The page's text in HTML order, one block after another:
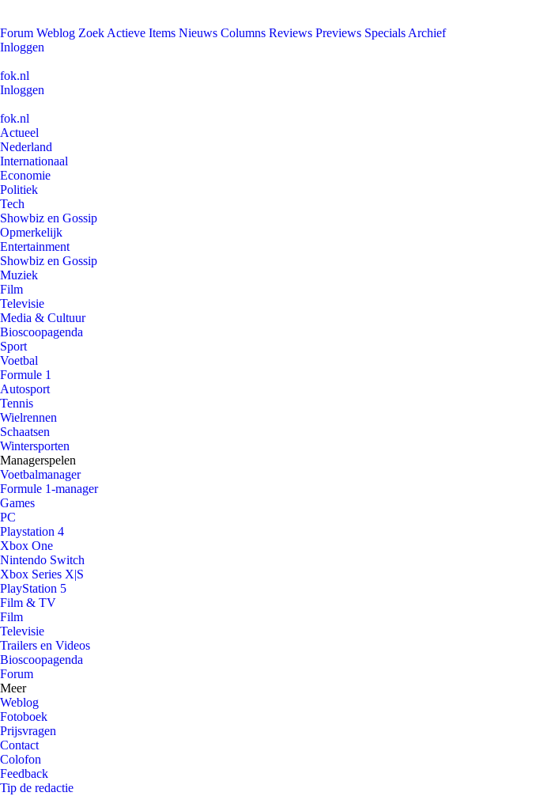
Forum Weblog Zoek Actieve Items Nieuws Columns Reviews Previews Specials Archief
Inloggen
fok.nl
Inloggen
fok.nl
Actueel
Nederland
Internationaal
Economie
Politiek
Tech
Showbiz en Gossip
Opmerkelijk
Entertainment
Showbiz en Gossip
Muziek
Film
Televisie
Media & Cultuur
Bioscoopagenda
Sport
Voetbal
Formule 1
Autosport
Tennis
Wielrennen
Schaatsen
Wintersporten
Managerspelen
Voetbalmanager
Formule 1-manager
Games
PC
Playstation 4
Xbox One
Nintendo Switch
Xbox Series X|S
PlayStation 5
Film & TV
Film
Televisie
Trailers en Videos
Bioscoopagenda
Forum
Meer
Weblog
Fotoboek
Prijsvragen
Contact
Colofon
Feedback
Tip de redactie